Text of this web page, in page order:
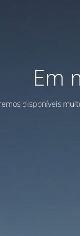
Em
disponíveis